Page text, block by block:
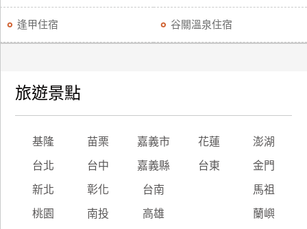
逢甲住宿 谷關溫泉住宿
旅遊景點
基隆 苗栗 嘉義市 花蓮 澎湖
台北 台中 嘉義縣 台東 金門
新北 彰化 台南 馬祖
桃園 南投 高雄 蘭嶼